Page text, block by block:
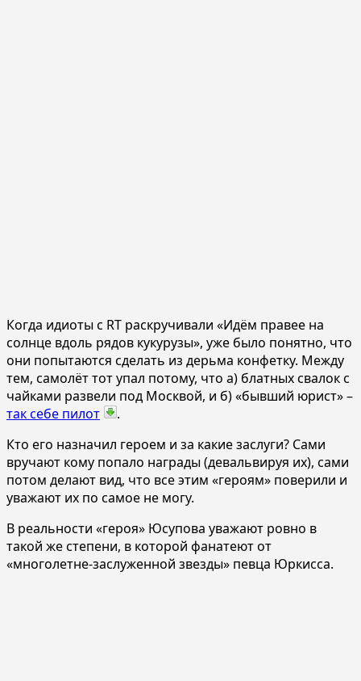
Когда идиоты с RT раскручивали «Идём правее на
солнце вдоль рядов кукурузы», уже было понятно, что
они попытаются сделать из дерьма конфетку. Между
тем, самолёт тот упал потому, что а) блатных свалок с
чайками развели под Москвой, и б) «бывший юрист» –
так себе пилот
.
Кто его назначил героем и за какие заслуги? Сами
вручают кому попало награды (девальвируя их), сами
потом делают вид, что все этим «героям» поверили и
уважают их по самое не могу.
В реальности «героя» Юсупова уважают ровно в
такой же степени, в которой фанатеют от
«многолетне-заслуженной звезды» певца Юркисса.